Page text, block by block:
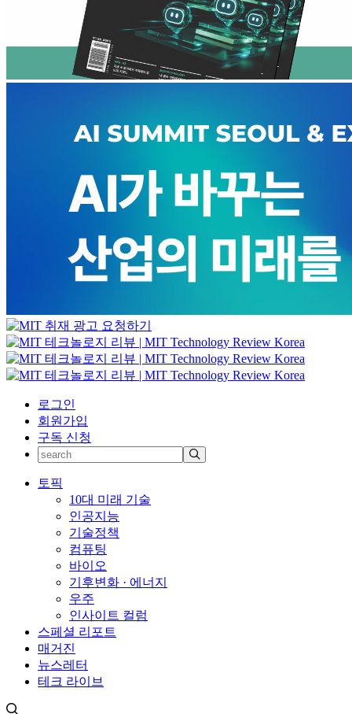
로그인
회원가입
구독 신청
토픽
10대 미래 기술
인공지능
기술정책
컴퓨팅
바이오
기후변화 · 에너지
우주
인사이트 컬럼
스페셜 리포트
매거진
뉴스레터
테크 라이브